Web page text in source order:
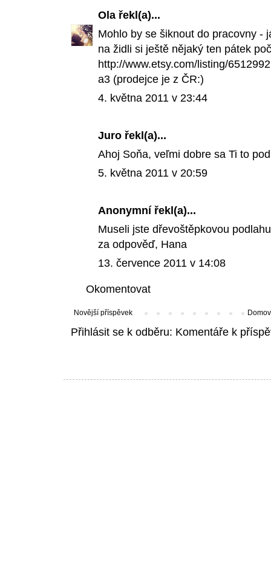
Ola řekl(a)...
Mohlo by se šiknout do pracovny -
na židli si ještě nějaký ten pátek
http://www.etsy.com/listing/
a3 (prodejce je z ČR:)
4. května 2011 v 23:44
Juro řekl(a)...
Ahoj Soňa, veľmi dobre sa Ti to
5. května 2011 v 20:59
Anonymní řekl(a)...
Museli jste dřevoštěpkovou
za odpověď, Hana
13. července 2011 v 14:08
Okomentovat
Novější příspěvek
Přihlásit se k odběru: Komentáře k